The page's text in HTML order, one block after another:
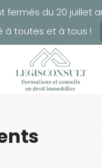
fermés du 20 juillet
à toutes et à tous !